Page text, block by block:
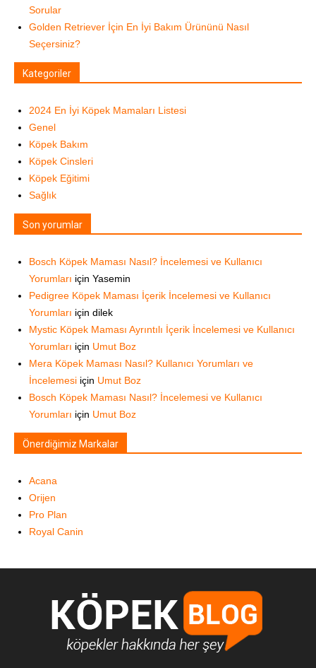
Sorular
Golden Retriever İçin En İyi Bakım Ürününü Nasıl
Seçersiniz?
Kategoriler
2024 En İyi Köpek Mamaları Listesi
Genel
Köpek Bakım
Köpek Cinsleri
Köpek Eğitimi
Sağlık
Son yorumlar
Bosch Köpek Maması Nasıl? İncelemesi ve Kullanıcı
Yorumları için Yasemin
Pedigree Köpek Maması İçerik İncelemesi ve Kullanıcı
Yorumları için dilek
Mystic Köpek Maması Ayrıntılı İçerik İncelemesi ve Kullanıcı
Yorumları için Umut Boz
Mera Köpek Maması Nasıl? Kullanıcı Yorumları ve
İncelemesi için Umut Boz
Bosch Köpek Maması Nasıl? İncelemesi ve Kullanıcı
Yorumları için Umut Boz
Önerdiğimiz Markalar
Acana
Orijen
Pro Plan
Royal Canin